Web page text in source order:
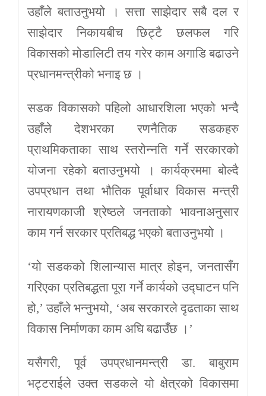
उहाँले बताउनुभयो । सत्ता साझेदार सबै दल र
साझेदार निकायबीच छिट्टै छलफल गरि
विकासको मोडालिटी तय गरेर काम अगाडि बढाउने
प्रधानमन्त्रीको भनाइ छ ।
सडक विकासको पहिलो आधारशिला भएको भन्दै
उहाँले देशभरका रणनैतिक सडकहरु
प्राथमिकताका साथ स्तरोन्नति गर्ने सरकारको
योजना रहेको बताउनुभयो । कार्यक्रममा बोल्दै
उपप्रधान तथा भौतिक पूर्वाधार विकास मन्त्री
नारायणकाजी श्रेष्ठले जनताको भावनाअनुसार
काम गर्न सरकार प्रतिबद्ध भएको बताउनुभयो ।
‘यो सडकको शिलान्यास मात्र होइन, जनतासँग
गरिएका प्रतिबद्धता पूरा गर्ने कार्यको उद्घाटन पनि
हो,’ उहाँले भन्नुभयो, ‘अब सरकारले दृढताका साथ
विकास निर्माणका काम अघि बढाउँछ ।’
यसैगरी, पूर्व उपप्रधानमन्त्री डा. बाबुराम
भट्टराईले उक्त सडकले यो क्षेत्रको विकासमा